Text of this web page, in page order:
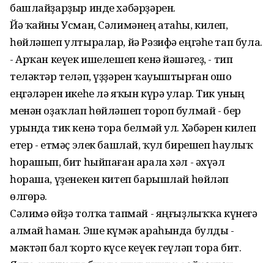
башлайҙарҙыр инде хәбәрҙәрен.
Йә ҡайны Усман, Сәлимәнең атаһы, килеп,
һөйләшеп ултыралар, йә Рәзифә еңгәһе тап була.
- Арҡан кеүек ишелешеп кенә йәшәгеҙ, - тип
теләктәр теләп, үҙҙәрен ҡауыштырған ошо
еңгәләрен икеһе лә яҡын күрә улар. Тик уның
менән оҙаҡлап һөйләшеп тороп булмай - бер
урында тик кенә тора белмәй ул. Хәбәрен килеп
етер - етмәҫ элек башлай, ҡул бирешеп һаулыҡ
һорашып, бит һыйпаған арала хәл - әхүәл
һораша, үҙенекен китеп барышлай һөйләп
өлгөрә.
Сәлимә өйҙә толҡа тапмай - яңғыҙлыҡҡа күнегә
алмай һаман. Эше күмәк араһында булды -
мәктәп бал ҡорто күсе кеүек геүләп тора бит.